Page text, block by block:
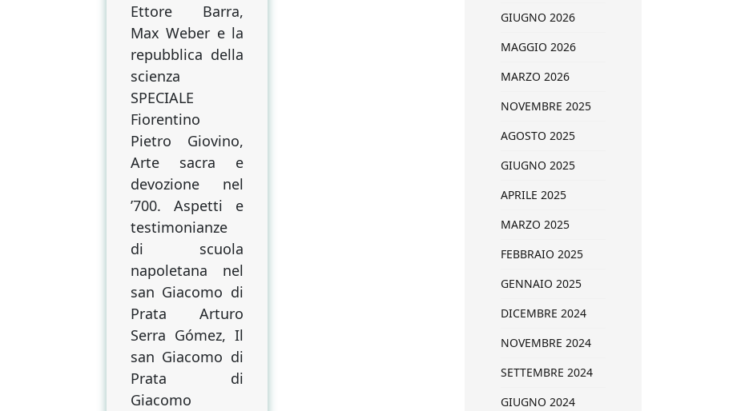
Ettore Barra,
Max Weber e la
repubblica della
scienza
SPECIALE
Fiorentino
Pietro Giovino,
Arte sacra e
devozione nel
’700. Aspetti e
testimonianze
di scuola
napoletana nel
san Giacomo di
Prata Arturo
Serra Gómez, Il
san Giacomo di
Prata di
Giacomo
GIUGNO 2026
MAGGIO 2026
MARZO 2026
NOVEMBRE 2025
AGOSTO 2025
GIUGNO 2025
APRILE 2025
MARZO 2025
FEBBRAIO 2025
GENNAIO 2025
DICEMBRE 2024
NOVEMBRE 2024
SETTEMBRE 2024
GIUGNO 2024